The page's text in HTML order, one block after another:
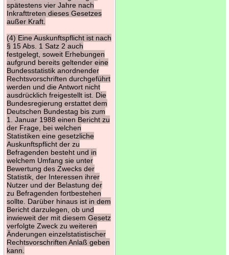
spätestens vier Jahre nach
Inkrafttreten dieses Gesetzes
außer Kraft.
(4) Eine Auskunftspflicht ist nach
§ 15 Abs. 1 Satz 2 auch
festgelegt, soweit Erhebungen
aufgrund bereits geltender eine
Bundesstatistik anordnender
Rechtsvorschriften durchgeführt
werden und die Antwort nicht
ausdrücklich freigestellt ist. Die
Bundesregierung erstattet dem
Deutschen Bundestag bis zum
1. Januar 1988 einen Bericht zu
der Frage, bei welchen
Statistiken eine gesetzliche
Auskunftspflicht der zu
Befragenden besteht und in
welchem Umfang sie unter
Bewertung des Zwecks der
Statistik, der Interessen ihrer
Nutzer und der Belastung der
zu Befragenden fortbestehen
sollte. Darüber hinaus ist in dem
Bericht darzulegen, ob und
inwieweit der mit diesem Gesetz
verfolgte Zweck zu weiteren
Änderungen einzelstatistischer
Rechtsvorschriften Anlaß geben
kann.